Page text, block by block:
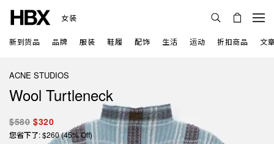
女装
新到货品 品牌 服装 鞋履 配饰 生活 运动 折扣商品 文
ACNE STUDIOS
Wool Turtleneck
$580 $320
您省下了: $260 (45% Off)